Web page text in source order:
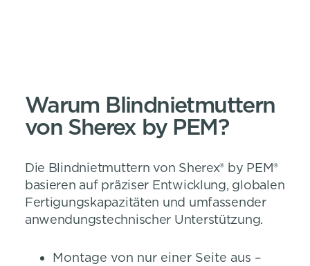
Warum Blindnietmuttern
von Sherex by PEM?
Die Blindnietmuttern von Sherex® by PEM®
basieren auf präziser Entwicklung, globalen
Fertigungskapazitäten und umfassender
anwendungstechnischer Unterstützung.
Montage von nur einer Seite aus –